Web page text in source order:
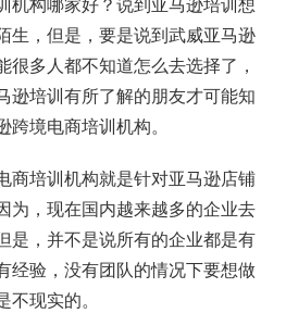
生，但是，要是说到武威亚马逊
很多人都不知道怎么去选择了，
逊培训有所了解的朋友才可能知
境电商培训机构。
商培训机构就是针对亚马逊店铺
为，现在国内越来越多的企业去
是，并不是说所有的企业都是有
经验，没有团队的情况下要想做
现实的。